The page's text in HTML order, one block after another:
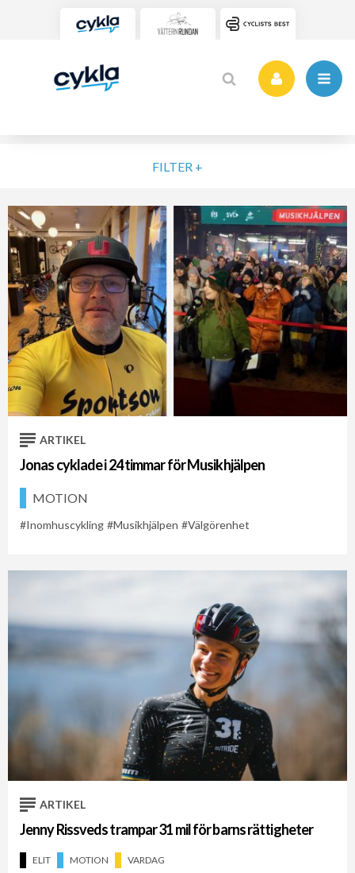
FILTER +
ELIT MOTION NYBÖRJARE
VARDAG
POPULÄRA TAGGAR
Vätternrundan
Motionslopp
Cykling
Cykelveckan 2025
MTB
Träning
Vättern Bike Games
MTB-Lopp
Cykelveckan 2021
Cykelveckan 2026
Musikhjälpen
SORTERA PÅ
RENSA
ARTIKEL
Jonas cyklade i 24 timmar för Musikhjälpen
MOTION
Inomhuscykling Musikhjälpen Välgörenhet
ARTIKEL
Jenny Rissveds trampar 31 mil för barns rättigheter
ELIT MOTION VARDAG